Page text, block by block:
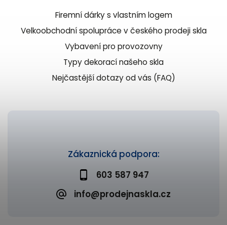
Zákaznická podpora:
603 587 947
info@prodejnaskla.cz
Firemní dárky s vlastním logem
Velkoobchodní spolupráce v českého prodeji skla
Vybavení pro provozovny
Typy dekorací našeho skla
Nejčastější dotazy od vás (FAQ)